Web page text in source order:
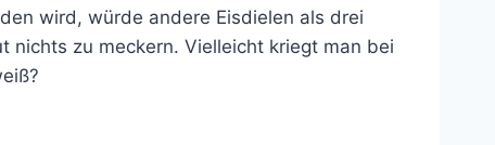
wird, würde andere Eisdielen als drei
nichts zu meckern. Vielleicht kriegt man bei